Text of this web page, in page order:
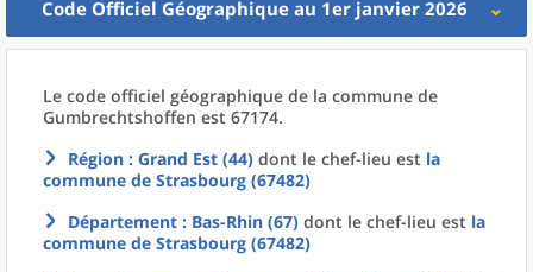
Code Officiel Géographique au 1er janvier 2026
Le code officiel géographique de la commune de
Gumbrechtshoffen est 67174.
Région : Grand Est (44) dont le chef-lieu est la
commune de Strasbourg (67482)
Département : Bas-Rhin (67) dont le chef-lieu est la
commune de Strasbourg (67482)